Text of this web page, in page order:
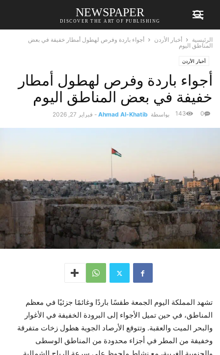
NEWSPAPER
DISCOVER THE ART OF PUBLISHING
الرئيسية أخبار الأردن
أجواء باردة وفرص لهطول أمطار خفيفة في بعض
المناطق اليوم
أخبار الأردن
أجواء باردة وفرص لهطول أمطار
خفيفة في بعض المناطق اليوم
بواسطة Ahmad Al-Khatib
- فبراير 27, 2026 0
143
تشهد المملكة اليوم الجمعة طقسًا باردًا وغائمًا جزئيًا في معظم
المناطق، في حين تميل الأجواء إلى البرودة الخفيفة في الأغوار
والبحر الميت والعقبة. وتتوقع الأرصاد الجوية هطول زخات متفرقة
وخفيفة من المطر في أجزاء محدودة من المناطق الوسطى